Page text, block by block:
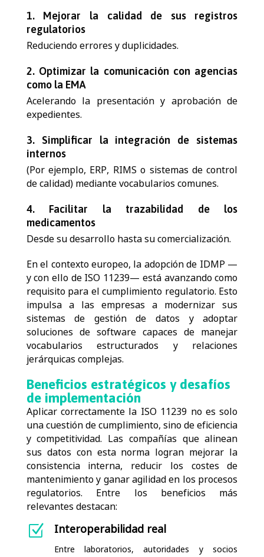
1. Mejorar la calidad de sus registros
regulatorios
Reduciendo errores y duplicidades.
2. Optimizar la comunicación con agencias
como la EMA
Acelerando la presentación y aprobación de
expedientes.
3. Simplificar la integración de sistemas
internos
(Por ejemplo, ERP, RIMS o sistemas de control
de calidad) mediante vocabularios comunes.
4. Facilitar la trazabilidad de los
medicamentos
Desde su desarrollo hasta su comercialización.
En el contexto europeo, la adopción de IDMP —
y con ello de ISO 11239— está avanzando como
requisito para el cumplimiento regulatorio. Esto
impulsa a las empresas a modernizar sus
sistemas de gestión de datos y adoptar
soluciones de software capaces de manejar
vocabularios estructurados y relaciones
jerárquicas complejas.
Beneficios estratégicos y desafíos
de implementación
Aplicar correctamente la ISO 11239 no es solo
una cuestión de cumplimiento, sino deeficiencia
y competitividad. Las compañías que alinean
sus datos con esta norma logran mejorar la
consistencia interna, reducir los costes de
mantenimiento y ganar agilidad en los procesos
regulatorios.
Entre los beneficios más
relevantes destacan:
Z Interoperabilidad real
Entre laboratorios, autoridades y socios